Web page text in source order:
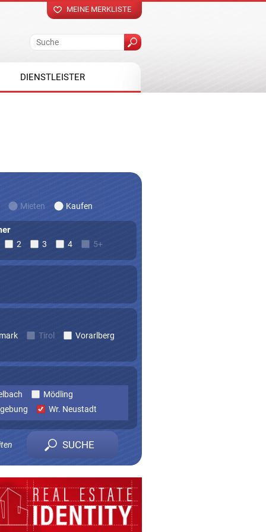
MEINE MERKLISTE
DIENSTLEISTER
Mieten Kaufen
2 3 4 5+
Tirol
Vorarlberg
Mödling
Wr. Neustadt
zu erhalten.